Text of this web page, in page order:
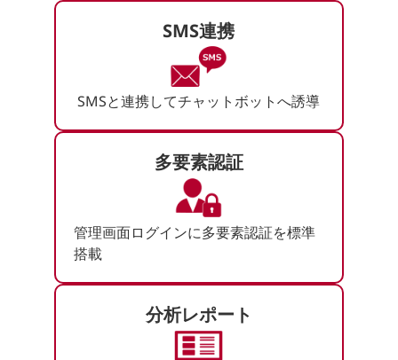
SMS連携
SMSと連携してチャットボットへ誘導
多要素認証
管理画面ログインに多要素認証を標準
搭載
分析レポート